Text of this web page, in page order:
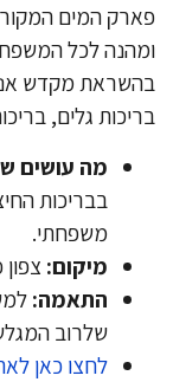
המים המקורים
לכל המשפחה
מקדש
גלים, בריכות
מה עושים שם:
בבריכות
משפחתי.
מיקום:צפון פשט,
התאמה:
שלרוב המגלשות
לחצו כאן